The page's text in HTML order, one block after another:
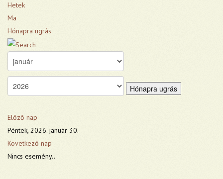
Hetek
Ma
Hónapra ugrás
Hónapra ugrás
Előző nap
Péntek, 2026. január 30.
Következő nap
Nincs esemény..